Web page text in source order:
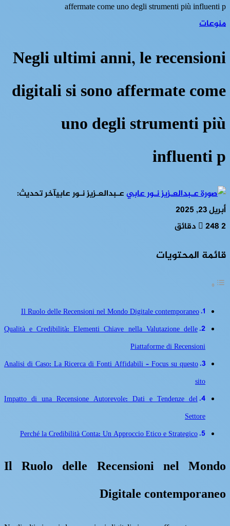
affermate come uno degli strumenti più influenti p
منوعات
Negli ultimi anni, le recensioni
digitali si sono affermate come
uno degli strumenti più
influenti p
عـبدالعـزيز نـور عابيآخر تحديث:
أبريل 23, 2025
2482 دقائق
قائمة المحتويات
Il Ruolo delle Recensioni nel Mondo Digitale contemporaneo
Qualità e Credibilità: Elementi Chiave nella Valutazione delle
Piattaforme di Recensioni
Analisi di Caso: La Ricerca di Fonti Affidabili – Focus su questo
sito
Impatto di una Recensione Autorevole: Dati e Tendenze del
Settore
Perché la Credibilità Conta: Un Approccio Etico e Strategico
Il Ruolo delle Recensioni nel Mondo
Digitale contemporaneo